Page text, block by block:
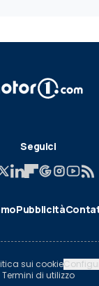
Seguici
Pubblicità
sui cookie
Termini di utilizzo